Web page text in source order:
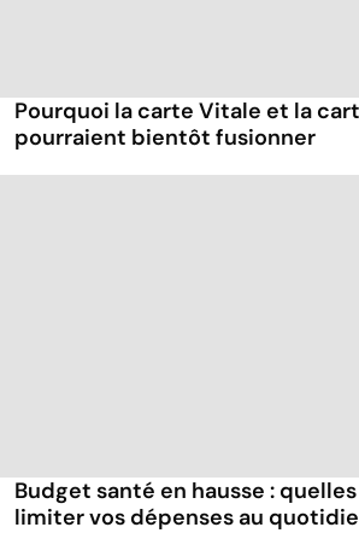
Pourquoi la carte Vitale et la
pourraient bientôt fusionner
Budget santé en hausse :
limiter vos dépenses au